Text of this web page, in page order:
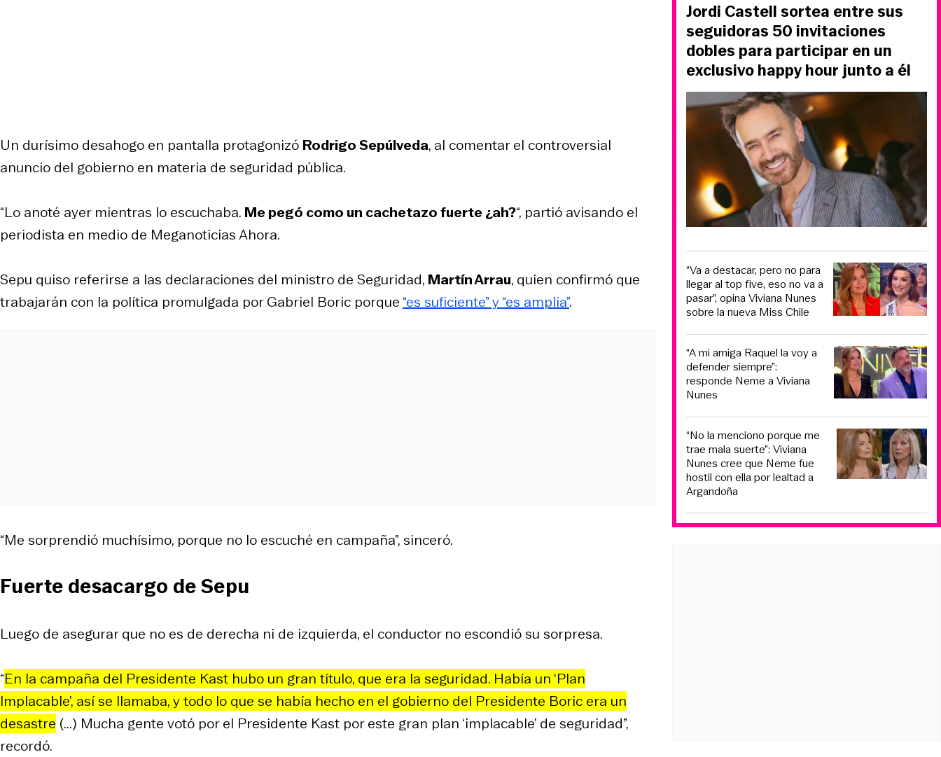
Un durísimo desahogo en pantalla protagonizó Rodrigo Sepúlveda, al comentar el controversial
anuncio del gobierno en materia de seguridad pública.
“Lo anoté ayer mientras lo escuchaba. Me pegó como un cachetazo fuerte ¿ah?“, partió avisando el
periodista en medio de Meganoticias Ahora.
Sepu quiso referirse a las declaraciones del ministro de Seguridad, Martín Arrau, quien confirmó que
trabajarán con la política promulgada por Gabriel Boric porque “es suficiente” y “es amplia”.
“Me sorprendió muchísimo, porque no lo escuché en campaña”, sinceró.
Fuerte desacargo de Sepu
Luego de asegurar que no es de derecha ni de izquierda, el conductor no escondió su sorpresa.
“En la campaña del Presidente Kast hubo un gran título, que era la seguridad. Había un ‘Plan
Implacable’, así se llamaba, y todo lo que se había hecho en el gobierno del Presidente Boric era un
desastre (...) Mucha gente votó por el Presidente Kast por este gran plan ‘implacable’ de seguridad”,
recordó.
Jordi Castell sortea entre sus
seguidoras 50 invitaciones
dobles para participar en un
exclusivo happy hour junto a él
“Va a destacar, pero no para
llegar al top five, eso no va a
pasar”, opina Viviana Nunes
sobre la nueva Miss Chile
“A mi amiga Raquel la voy a
defender siempre”:
responde Neme a Viviana
Nunes
“No la menciono porque me
trae mala suerte”: Viviana
Nunes cree que Neme fue
hostil con ella por lealtad a
Argandoña